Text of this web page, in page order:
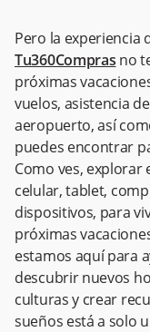
Pero la experiencia
Tu360Compras no
próximas
vuelos, asistencia
aeropuerto, así
puedes encontrar
Como ves, explorar
celular, tablet,
dispositivos, para
próximas
estamos aquí para
descubrir nuevos
culturas y crear
sueños está a solo